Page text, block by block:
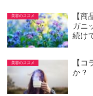
美容のススメ
【
ガニ
続け
美容のススメ
【
か？